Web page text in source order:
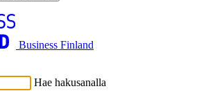
Business Finland
Hae hakusanalla